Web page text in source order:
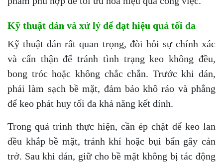
Kỹ thuật dán và xử lý để đạt hiệu quả tối đa
Kỹ thuật dán rất quan trọng, đòi hỏi sự chính xác
và cẩn thận để tránh tình trạng keo không đều,
bong tróc hoặc không chắc chắn. Trước khi dán,
phải làm sạch bề mặt, đảm bảo khô ráo và phẳng
để keo phát huy tối đa khả năng kết dính.
Trong quá trình thực hiện, cần ép chặt để keo lan
đều khắp bề mặt, tránh khí hoặc bụi bẩn gây cản
trở. Sau khi dán, giữ cho bề mặt không bị tác động